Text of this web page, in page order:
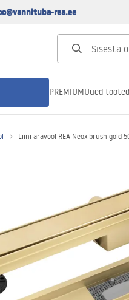
rea.ee
PREMIUMUued tooted
Liini äravool REA Neox brush gold